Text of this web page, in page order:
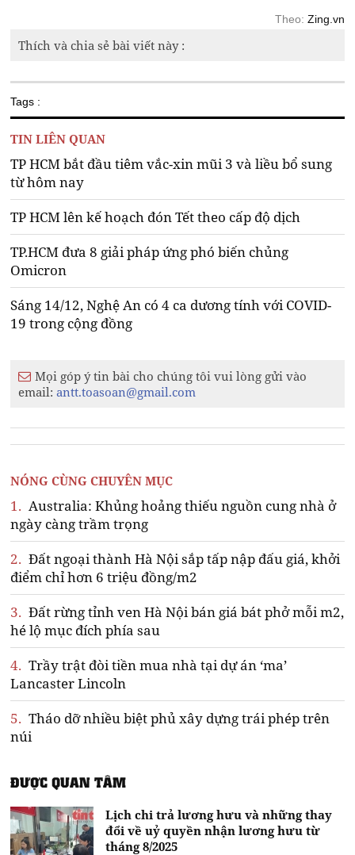
Theo: Zing.vn
Thích và chia sẻ bài viết này :
Tags :
TIN LIÊN QUAN
TP HCM bắt đầu tiêm vắc-xin mũi 3 và liều bổ sung
từ hôm nay
TP HCM lên kế hoạch đón Tết theo cấp độ dịch
TP.HCM đưa 8 giải pháp ứng phó biến chủng
Omicron
Sáng 14/12, Nghệ An có 4 ca dương tính với COVID-
19 trong cộng đồng
Mọi góp ý tin bài cho chúng tôi vui lòng gửi vào
email:antt.toasoan@gmail.com
NÓNG CÙNG CHUYÊN MỤC
1. Australia: Khủng hoảng thiếu nguồn cung nhà ở
ngày càng trầm trọng
2. Đất ngoại thành Hà Nội sắp tấp nập đấu giá, khởi
điểm chỉ hơn 6 triệu đồng/m2
3. Đất rừng tỉnh ven Hà Nội bán giá bát phở mỗi m2,
hé lộ mục đích phía sau
4. Trầy trật đòi tiền mua nhà tại dự án ‘ma’
Lancaster Lincoln
5. Tháo dỡ nhiều biệt phủ xây dựng trái phép trên
núi
ĐƯỢC QUAN TÂM
Lịch chi trả lương hưu và những thay
đổi về uỷ quyền nhận lương hưu từ
tháng 8/2025